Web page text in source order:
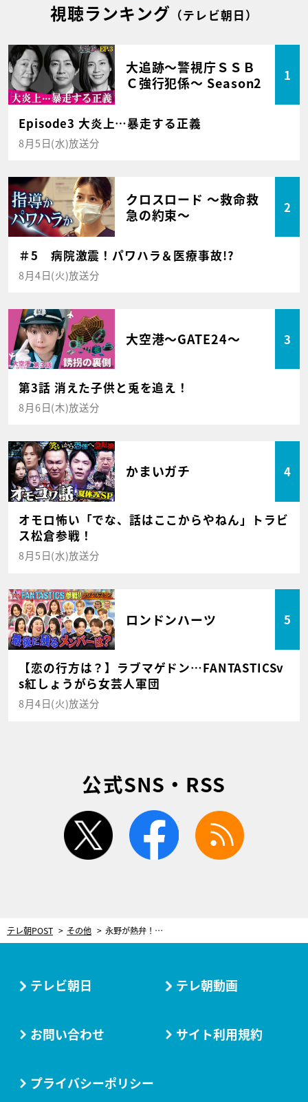
視聴ランキング （テレビ朝日）
大追跡～警視庁ＳＳＢ
Ｃ強行犯係～ Season2
1
Episode3 大炎上…暴走する正義
8月5日(水)放送分
クロスロード ～救命救
急の約束～
2
＃5 病院激震！パワハラ＆医療事故!?
8月4日(火)放送分
大空港～GATE24～ 3
第3話 消えた子供と兎を追え！
8月6日(木)放送分
かまいガチ 4
オモロ怖い「でな、話はここからやねん」トラビ
ス松倉参戦！
8月5日(水)放送分
ロンドンハーツ 5
【恋の行方は？】ラブマゲドン…FANTASTICSv
s紅しょうがら女芸人軍団
8月4日(火)放送分
公式SNS・RSS
twitter facebook
テレ朝POST その他 永野が熱弁！郷ひろみは今でも「青春」が似合う不思議 70歳になっても変わらない“恐るべき凄さ”
テレビ朝日 テレ朝動画
お問い合わせ サイト利用規約
プライバシーポリシー